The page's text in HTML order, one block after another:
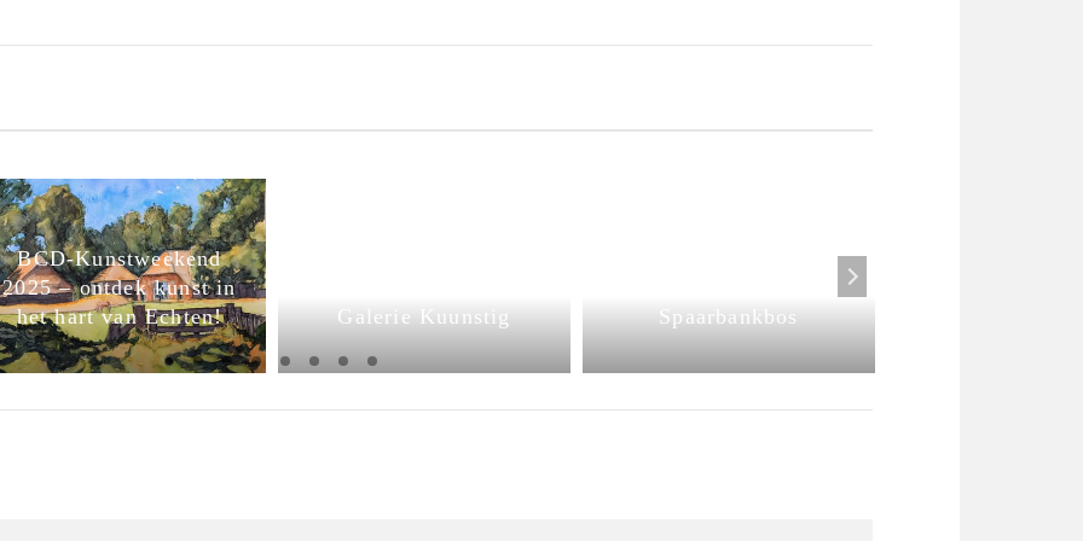
BCD-Kunstweekend
2025 – ontdek kunst in
het hart van Echten!
Galerie Kuunstig
Spaarbankbos